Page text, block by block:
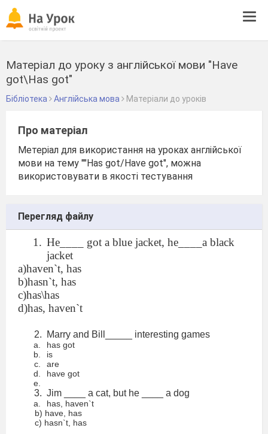
Матеріал до уроку з англійської мови "Have
got\Has got"
Бібліотека Англійська мова Матеріали до уроків
Про матеріал
Метеріал для використання на уроках англійської
мови на тему ""Has got/Have got", можна
використовувати в якості тестування
Перегляд файлу
He____ got a blue jacket, he____a black
jacket
a)haven`t, has
b)hasn`t, has
c)has\has
d)has, haven`t
Marry and Bill_____ interesting games
has got
is
are
have got
Jim ____ a cat, but he ____ a dog
has, haven`t
b) have, has
c) hasn`t, has